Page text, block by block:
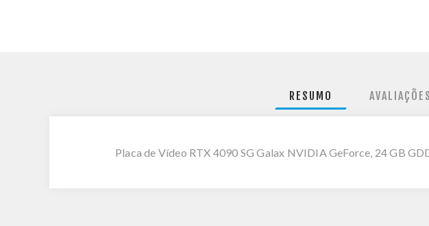
RESUMO AVALIAÇÕES
Placa de Vídeo RTX 4090 SG Galax NVIDIA GeForce, 24 GB